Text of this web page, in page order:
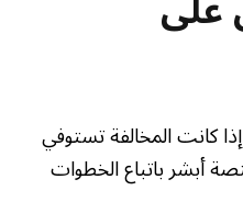
كانت المخالفة تستوفي
أبشر باتباع الخطوات